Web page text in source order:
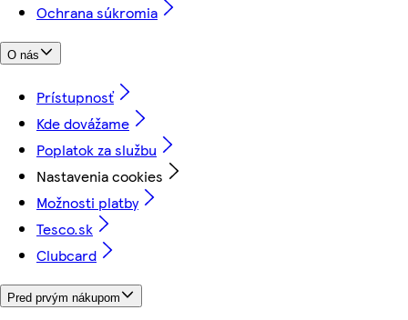
Ochrana súkromia
O nás
Prístupnosť
Kde dovážame
Poplatok za službu
Nastavenia cookies
Možnosti platby
Tesco.sk
Clubcard
Pred prvým nákupom